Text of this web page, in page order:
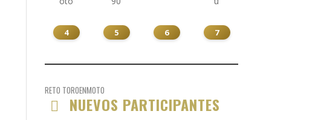
4 5 6 7
RETO TOROENMOTO
NUEVOS PARTICIPANTES